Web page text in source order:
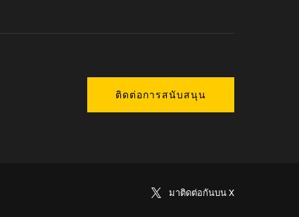
ติดต่อการสนับสนุน
มาติดต่อกันบน X